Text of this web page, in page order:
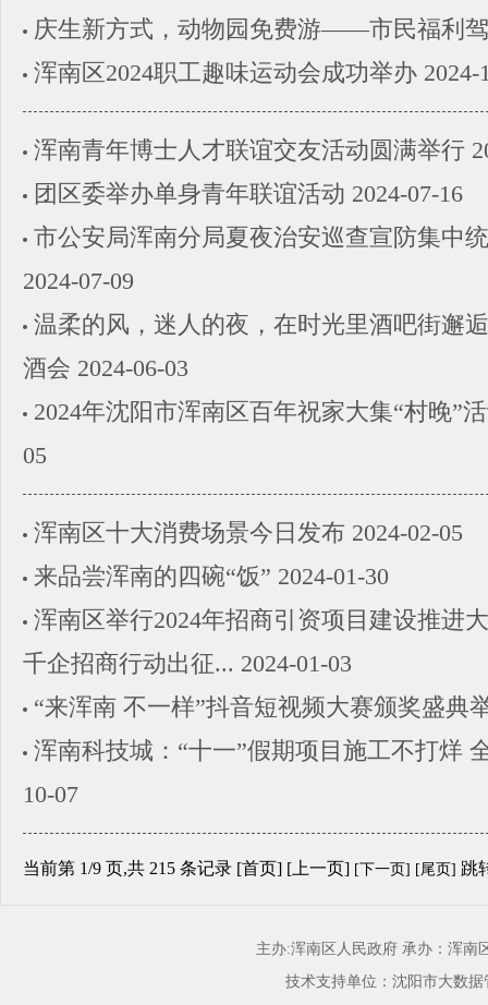
庆生新方式，动物园免费游——市民福利
浑南区2024职工趣味运动会成功举办 2024-
浑南青年博士人才联谊交友活动圆满举行
团区委举办单身青年联谊活动 2024-07-16
市公安局浑南分局夏夜治安巡查宣防集中
2024-07-09
温柔的风，迷人的夜，在时光里酒吧街邂
酒会 2024-06-03
2024年沈阳市浑南区百年祝家大集“村晚”
05
浑南区十大消费场景今日发布 2024-02-05
来品尝浑南的四碗“饭” 2024-01-30
浑南区举行2024年招商引资项目建设推进
千企招商行动出征... 2024-01-03
“来浑南 不一样”抖音短视频大赛颁奖盛典
浑南科技城：“十一”假期项目施工不打烊
10-07
当前第 1/9 页,共 215 条记录 [首页] [上一页] [下一页] [尾页] 跳
主办:浑南区人民政府 承办：浑
技术支持单位：沈阳市大数